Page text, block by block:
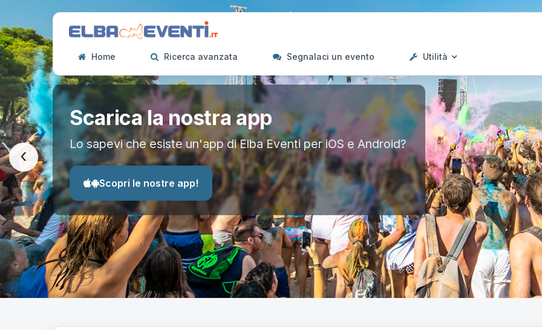
Home Ricerca avanzata Segnalaci un evento Utilità
Scarica la nostra app
Lo sapevi che esiste un'app di Elba Eventi per iOS e Android?
Scopri le nostre app!
‹